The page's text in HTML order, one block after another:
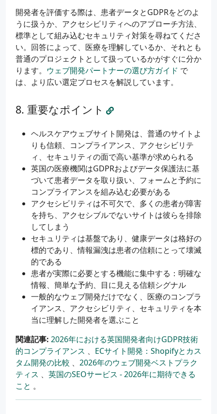
開発者を評価する際は、患者データとGDPRをどのよ
うに扱うか、アクセシビリティへのアプローチ方法、
標準として組み込むセキュリティ対策を尋ねてくださ
い。回答によって、医療を理解しているか、それとも
普通のプロジェクトとして扱っているかがすぐに分か
ります。 ウェブ開発パートナーの選び方ガイド で
は、より広い選定プロセスを解説しています。
重要なポイント
ヘルスケアウェブサイト開発は、普通のサイトよ
りも信頼、コンプライアンス、アクセシビリテ
ィ、セキュリティの面で高い基準が求められる
英国の医療機関はGDPRおよびデータ保護法に基
づいて患者データを取り扱い、フォームと予約に
コンプライアンスを組み込む必要がある
アクセシビリティは不可欠で、多くの患者が障害
を持ち、アクセシブルでないサイトは彼らを排除
してしまう
セキュリティは基盤であり、健康データは格好の
標的であり、情報漏洩は患者の信頼にとって壊滅
的である
患者が実際に必要とする機能に集中する：明確な
情報、簡単な予約、目に見える信頼シグナル
一般的なウェブ開発だけでなく、医療のコンプラ
イアンス、アクセシビリティ、セキュリティを本
当に理解した開発者を選ぶこと
関連記事: 2026年における英国開発者向けGDPR技術
的コンプライアンス 、 ECサイト開発：Shopifyとカス
タム開発の比較 、 2026年のウェブ開発ベストプラク
ティス 、 英国のSEOサービス - 2026年に期待できる
こと 。